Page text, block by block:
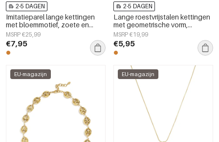
2-5 DAGEN
Imitatieparel lange kettingen
met bloemmotief, zoete en
eenvoudige dagelijkse serie,
dames sieraden
MSRP €25,99
€7,95
2-5 DAGEN
Lange roestvrijstalen kettingen
met geometrische vorm,
eenvoudige, alledaagse serie,
dames sieraden
MSRP €19,99
€5,95
EU-magazijn EU-magazijn